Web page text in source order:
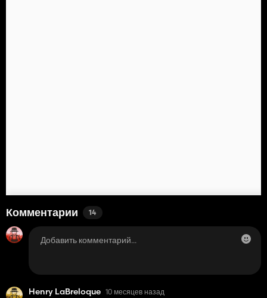
Комментарии 14
Henry LaBreloque 10 месяцев назад